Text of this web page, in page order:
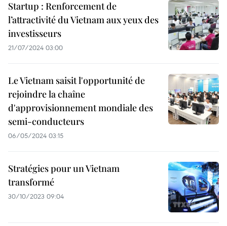
Startup : Renforcement de
l’attractivité du Vietnam aux yeux des
investisseurs
21/07/2024 03:00
Le Vietnam saisit l'opportunité de
rejoindre la chaîne
d'approvisionnement mondiale des
semi-conducteurs
06/05/2024 03:15
Stratégies pour un Vietnam
transformé
30/10/2023 09:04